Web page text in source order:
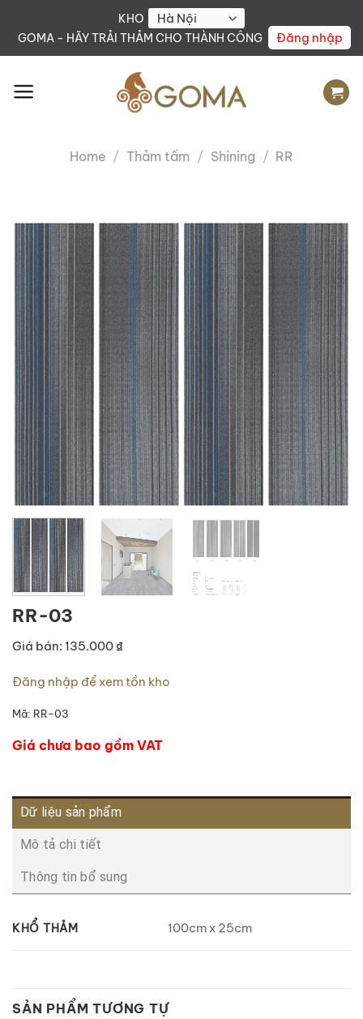
KHO
GOMA - HÃY TRẢI THẢM CHO THÀNH CÔNG
Đăng nhập
Home / Thảm tấm / Shining / RR
RR-03
Giá bán: 135.000 ₫
Đăng nhập để xem tồn kho
Mã: RR-03
Giá chưa bao gồm VAT
Dữ liệu sản phẩm
Mô tả chi tiết
Thông tin bổ sung
KHỔ THẢM 100cm x 25cm
SẢN PHẨM TƯƠNG TỰ